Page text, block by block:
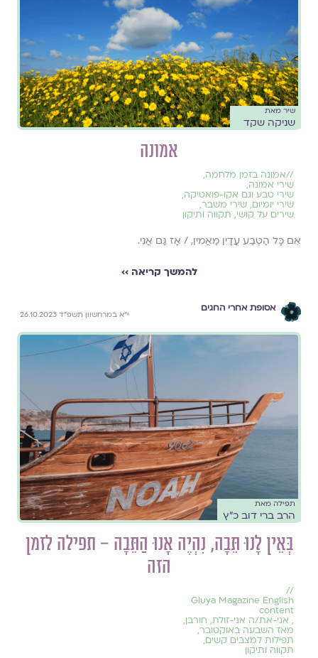
שיר מאת
שניקה שקד
אמונה
//אמונה בזמן מלחמה,
שירי אמונה,
שירי טבע וגם אקו-פואטיקה,
שירי יומיום, שירי משבר,
שירים על קושי, תקווה ותיקון
אִם כָּל הַטֶּבַע עֲדַיִן מַאֲמִין, / אָז גַּם אֲנִי.
להמשך קריאה ››
אסופת אחרי החגים
י״א במרחשוון תשפ״ד 26.10.2023
תפילה מאת
הרב ברי דוב כ״ץ
בְּאֵין לָנוּ תֵּבָה, נִהְיֶה אָנוּ הַתֵּבָה – תפילה לזמן
הזה
//
Gluya Magazine English
content
, אני-את/ה אני-זולת, חורבן,
מאז השבעה באוקטובר,
תפילות למצבים קשים,
תקווה ותיקון